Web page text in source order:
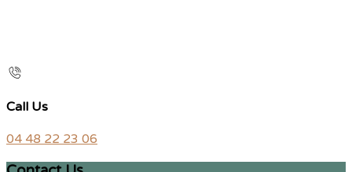
Call Us
04 48 22 23 06